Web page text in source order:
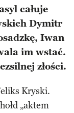
całuje
Dymitr
Iwan
im wstać.
złości.
Kryski.
„aktem